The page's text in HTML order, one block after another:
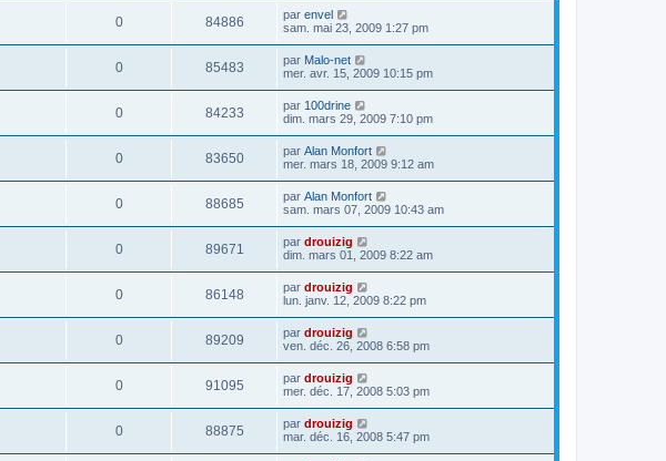
0 84886 par envel
sam. mai 23, 2009 1:27 pm
0 85483 par Malo-net
mer. avr. 15, 2009 10:15 pm
0 84233 par 100drine
dim. mars 29, 2009 7:10 pm
0 83650 par Alan Monfort
mer. mars 18, 2009 9:12 am
0 88685 par Alan Monfort
sam. mars 07, 2009 10:43 am
0 89671 par drouizig
dim. mars 01, 2009 8:22 am
0 86148 par drouizig
lun. janv. 12, 2009 8:22 pm
0 89209 par drouizig
ven. déc. 26, 2008 6:58 pm
0 91095 par drouizig
mer. déc. 17, 2008 5:03 pm
0 88875 par drouizig
mar. déc. 16, 2008 5:47 pm